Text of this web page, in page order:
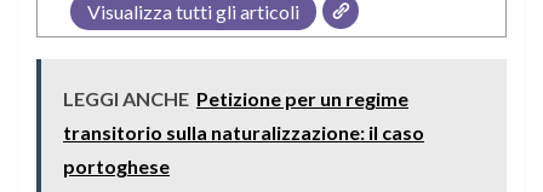
Visualizza tutti gli articoli
LEGGI ANCHE Petizione per un regime
transitorio sulla naturalizzazione: il caso
portoghese